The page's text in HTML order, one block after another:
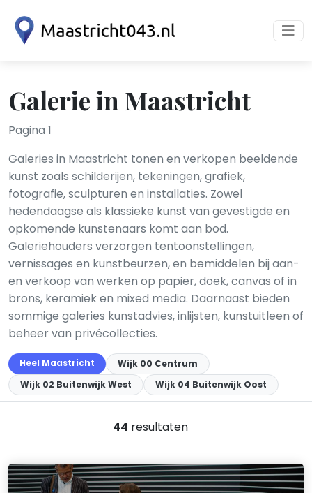
Galerie in Maastricht
Pagina 1
Galeries in Maastricht tonen en verkopen beeldende
kunst zoals schilderijen, tekeningen, grafiek,
fotografie, sculpturen en installaties. Zowel
hedendaagse als klassieke kunst van gevestigde en
opkomende kunstenaars komt aan bod.
Galeriehouders verzorgen tentoonstellingen,
vernissages en kunstbeurzen, en bemiddelen bij aan-
en verkoop van werken op papier, doek, canvas of in
brons, keramiek en mixed media. Daarnaast bieden
sommige galeries kunstadvies, inlijsten, kunstuitleen of
beheer van privécollecties.
Heel Maastricht
Wijk 00 Centrum
Wijk 02 Buitenwijk West
Wijk 04 Buitenwijk Oost
44 resultaten